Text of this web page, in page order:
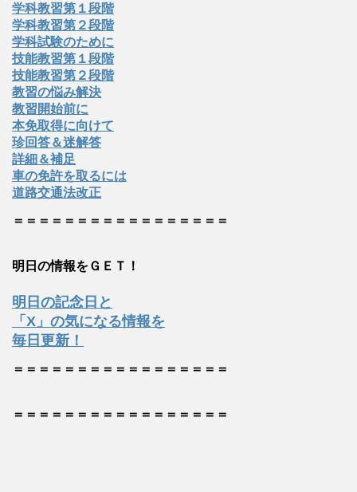
学科教習第１段階
学科教習第２段階
学科試験のために
技能教習第１段階
技能教習第２段階
教習の悩み解決
教習開始前に
本免取得に向けて
珍回答＆迷解答
詳細＆補足
車の免許を取るには
道路交通法改正
＝＝＝＝＝＝＝＝＝＝＝＝＝＝＝＝＝
明日の情報をＧＥＴ！
明日の記念日と
「X」の気になる情報を
毎日更新！
＝＝＝＝＝＝＝＝＝＝＝＝＝＝＝＝＝
＝＝＝＝＝＝＝＝＝＝＝＝＝＝＝＝＝